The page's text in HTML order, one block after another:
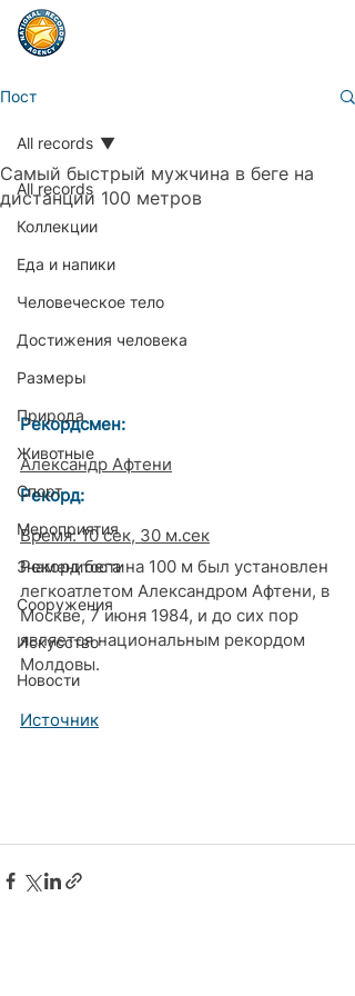
Пост
All records
Коллекции
Еда и напики
Человеческое тело
Достижения человека
Размеры
Природа
Животные
Спорт
Мероприятия
Знаменитости
Сооружения
Искусство
Новости
All records
Самый быстрый мужчина в беге на
дистанции 100 метров
Рекордсмен:
Александр Афтени
Рекорд:
Время: 10 сек, 30 м.сек
Рекорд бега на 100 м был установлен
легкоатлетом Александром Афтени, в
Москве, 7 июня 1984, и до сих пор
является национальным рекордом
Молдовы.
Источник